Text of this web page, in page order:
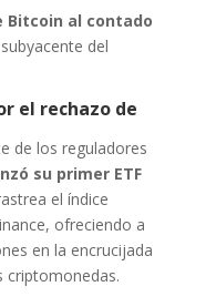
Bitcoin al contado
del
el rechazo de
de los reguladores
su primer ETF
el índice
ofreciendo a
en la encrucijada
criptomonedas.